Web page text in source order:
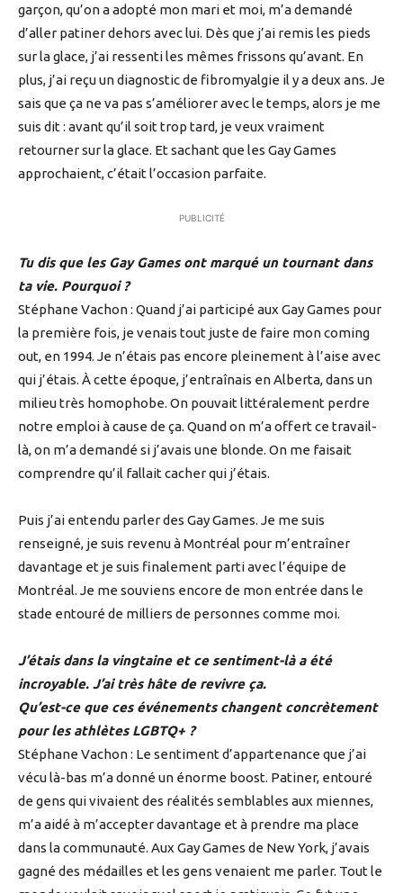
garçon, qu’on a adopté mon mari et moi, m’a demandé
d’aller patiner dehors avec lui. Dès que j’ai remis les pieds
sur la glace, j’ai ressenti les mêmes frissons qu’avant. En
plus, j’ai reçu un diagnostic de fibromyalgie il y a deux ans. Je
sais que ça ne va pas s’améliorer avec le temps, alors je me
suis dit : avant qu’il soit trop tard, je veux vraiment
retourner sur la glace. Et sachant que les Gay Games
approchaient, c’était l’occasion parfaite.
PUBLICITÉ
Tu dis que les Gay Games ont marqué un tournant dans
ta vie. Pourquoi ?
Stéphane Vachon : Quand j’ai participé aux Gay Games pour
la première fois, je venais tout juste de faire mon coming
out, en 1994. Je n’étais pas encore pleinement à l’aise avec
qui j’étais. À cette époque, j’entraînais en Alberta, dans un
milieu très homophobe. On pouvait littéralement perdre
notre emploi à cause de ça. Quand on m’a offert ce travail-
là, on m’a demandé si j’avais une blonde. On me faisait
comprendre qu’il fallait cacher qui j’étais.
Puis j’ai entendu parler des Gay Games. Je me suis
renseigné, je suis revenu à Montréal pour m’entraîner
davantage et je suis finalement parti avec l’équipe de
Montréal. Je me souviens encore de mon entrée dans le
stade entouré de milliers de personnes comme moi.
J’étais dans la vingtaine et ce sentiment-là a été
incroyable. J’ai très hâte de revivre ça.
Qu’est-ce que ces événements changent concrètement
pour les athlètes LGBTQ+ ?
Stéphane Vachon : Le sentiment d’appartenance que j’ai
vécu là-bas m’a donné un énorme boost. Patiner, entouré
de gens qui vivaient des réalités semblables aux miennes,
m’a aidé à m’accepter davantage et à prendre ma place
dans la communauté. Aux Gay Games de New York, j’avais
gagné des médailles et les gens venaient me parler. Tout le